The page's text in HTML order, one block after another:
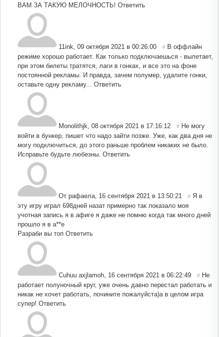
ВАМ ЗА ТАКУЮ МЕЛОЧНОСТЬ! Ответить
11ink 09 октября 2021 в 00:26:00 # В оффлайн
режиме хорошо работает. Как только подключаешься - вылетает,
при этом билеты тратятся, лаги в гонках, и все это на фоне
постоянной рекламы. И правда, зачем полумер, удалите гонки,
оставьте одну рекламу...
Ответить
Monolithjk 08 октября 2021 в 17:16:12 # Не могу
войти в бункер, пишет что надо зайти позже. Уже, как два дня не
могу подключиться, до этого раньше проблем никаких не было.
Исправьте будьте любезны. Ответить
От рафаела 16 сентября 2021 в 13:50:21 # Я в
эту игру играл 698дней назат примерно так показало моя
учотная запись я в афиге я даже не помню когда так много дней
прошло я в а**е
Разраби вы топ Ответить
Cuhuu axjlamoh 16 сентября 2021 в 06:22:49 # Не
работает полуночный круг, уже очень давно перестал работать и
никак не хочет работать, почините пожалуйста)а в целом игра
супер! Ответить